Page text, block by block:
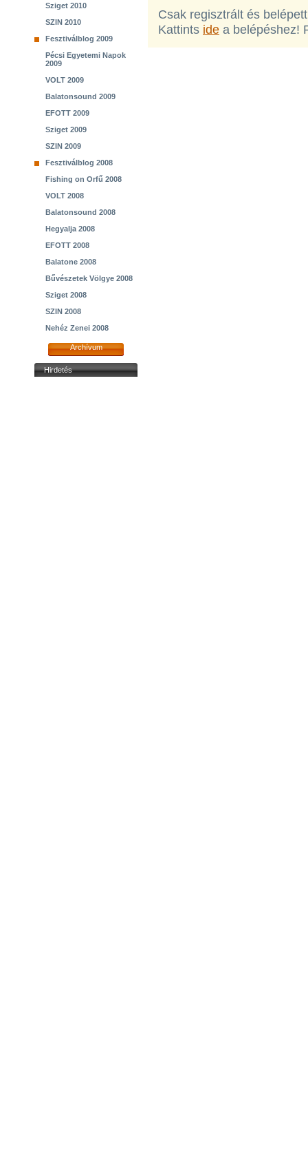
Sziget 2010
SZIN 2010
Fesztiválblog 2009
Pécsi Egyetemi Napok
2009
VOLT 2009
Balatonsound 2009
EFOTT 2009
Sziget 2009
SZIN 2009
Fesztiválblog 2008
Fishing on Orfű 2008
VOLT 2008
Balatonsound 2008
Hegyalja 2008
EFOTT 2008
Balatone 2008
Bűvészetek Völgye 2008
Sziget 2008
SZIN 2008
Nehéz Zenei 2008
Archívum
Hirdetés
Csak regisztrált és
Kattints ide a belépéshez!